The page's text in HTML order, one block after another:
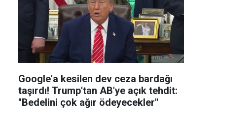
Google'a kesilen dev ceza bardağı
taşırdı! Trump'tan AB'ye açık tehdit:
''Bedelini çok ağır ödeyecekler''